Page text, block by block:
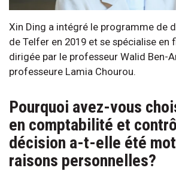
Xin Ding a intégré le programme de
de Telfer en 2019 et se spécialise en
dirigée par le professeur Walid Ben-
professeure Lamia Chourou.
Pourquoi avez-vous
en comptabilité et
décision a-t-elle été
raisons personnelles?